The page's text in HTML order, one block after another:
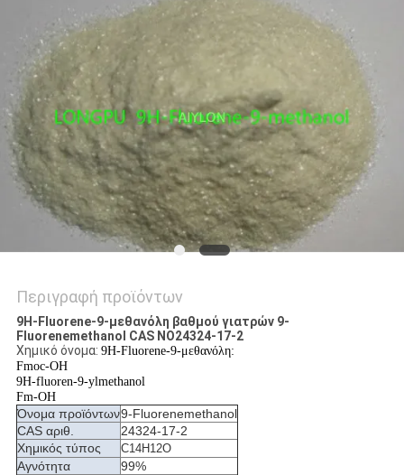
ΈΛΕΓΧΟΣ
ΠΟΙΌΤΗΤΑΣ
ΖΗΤΉΣΤΕ
ΜΙΑ
ΠΡΟΣΦΟΡΆ
SITEMAP
PRIVACY
POLICY
Περιγραφή προϊόντων
9H-Fluorene-9-μεθανόλη βαθμού γιατρών 9-
Fluorenemethanol CAS NO24324-17-2
Χημικό όνομα: 9H-Fluorene-9-μεθανόλη:
Fmoc-OH
9H-fluoren-9-ylmethanol
Fm-OH
Όνομα προϊόντων9-Fluorenemethanol
CAS αριθ.
24324-17-2
Χημικός τύπος
C14H12O
Αγνότητα
99%